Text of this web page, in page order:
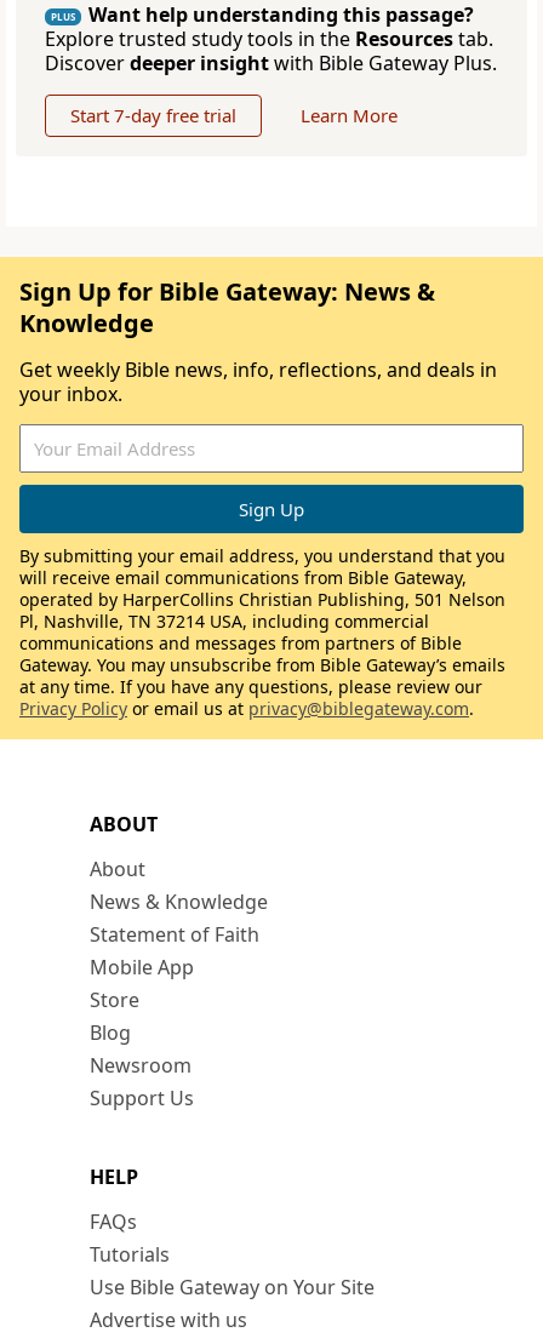
PLUS
Want help understanding this passage?
Explore trusted study tools in the Resourcestab.
Discoverdeeper insightwith Bible Gateway Plus.
Start 7-day free trial Learn More
ABOUT
About
News & Knowledge
Statement of Faith
Mobile App
Store
Blog
Newsroom
Support Us
HELP
FAQs
Tutorials
Use Bible Gateway on Your Site
Advertise with us
Sign Up for Bible Gateway: News &
Knowledge
Get weekly Bible news, info, reflections, and deals in
your inbox.
By submitting your email address, you understand that you
will receive email communications from Bible Gateway,
operated by HarperCollins Christian Publishing, 501 Nelson
Pl, Nashville, TN 37214 USA, including commercial
communications and messages from partners of Bible
Gateway. You may unsubscribe from Bible Gateway’s emails
at any time. If you have any questions, please review our
Privacy Policy or email us at privacy@biblegateway.com.